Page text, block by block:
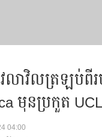
លា​​​វិលត្រឡប់​ពី​
មុន​​ប្រកួត
04:00